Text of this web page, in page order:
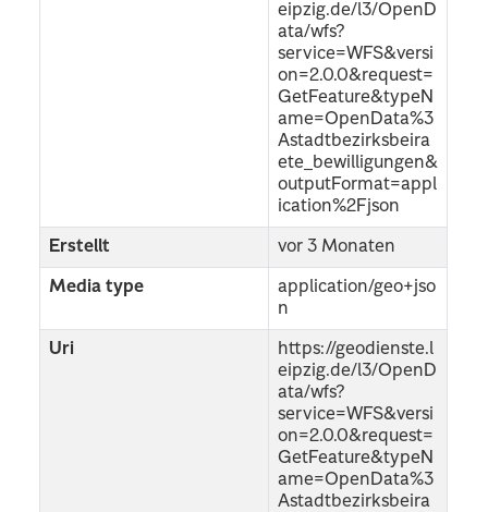
eipzig.de/l3/OpenD
ata/wfs?
service=WFS&versi
on=2.0.0&request=
GetFeature&typeN
ame=OpenData%3
Astadtbezirksbeira
ete_bewilligungen&
outputFormat=appl
ication%2Fjson
Erstellt vor 3 Monaten
Media type
application/geo+jso
n
Uri
https://geodienste.l
eipzig.de/l3/OpenD
ata/wfs?
service=WFS&versi
on=2.0.0&request=
GetFeature&typeN
ame=OpenData%3
Astadtbezirksbeira